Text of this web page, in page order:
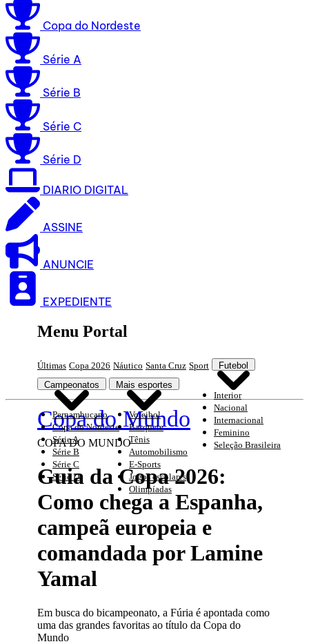
Copa do Nordeste
Série A
Série B
Série C
Série D
DIARIO DIGITAL
ASSINE
ANUNCIE
EXPEDIENTE
Menu Portal
Últimas Copa 2026 Náutico Santa Cruz Sport Futebol
Interior
Nacional
Internacional
Feminino
Seleção Brasileira
Campeonatos
Pernambucano
Copa do Nordeste
Série A
Série B
Série C
Série D
Mais esportes
Voleibol
Basquete
Tênis
Automobilismo
E-Sports
Jogos escolares
Olimpíadas
Copa do Mundo
COPA DO MUNDO
Guia da Copa 2026:
Como chega a Espanha,
campeã europeia e
comandada por Lamine
Yamal
Em busca do bicampeonato, a Fúria é apontada como
uma das grandes favoritas ao título da Copa do
Mundo